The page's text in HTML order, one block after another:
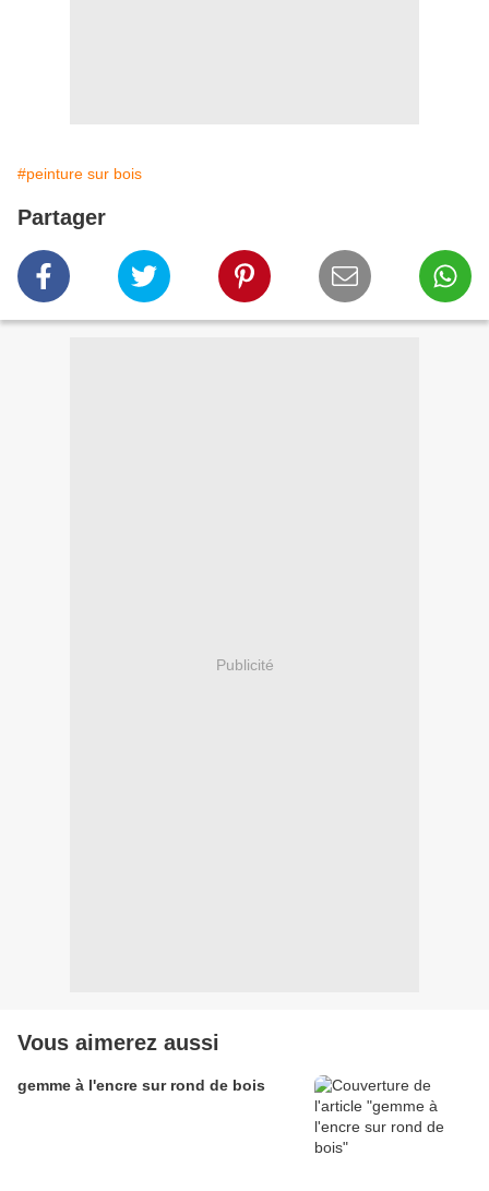
#peinture sur bois
Partager
Publicité
Vous aimerez aussi
gemme à l'encre sur rond de bois